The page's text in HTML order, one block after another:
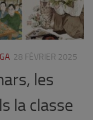
28 FÉVRIER 2025
les
la classe